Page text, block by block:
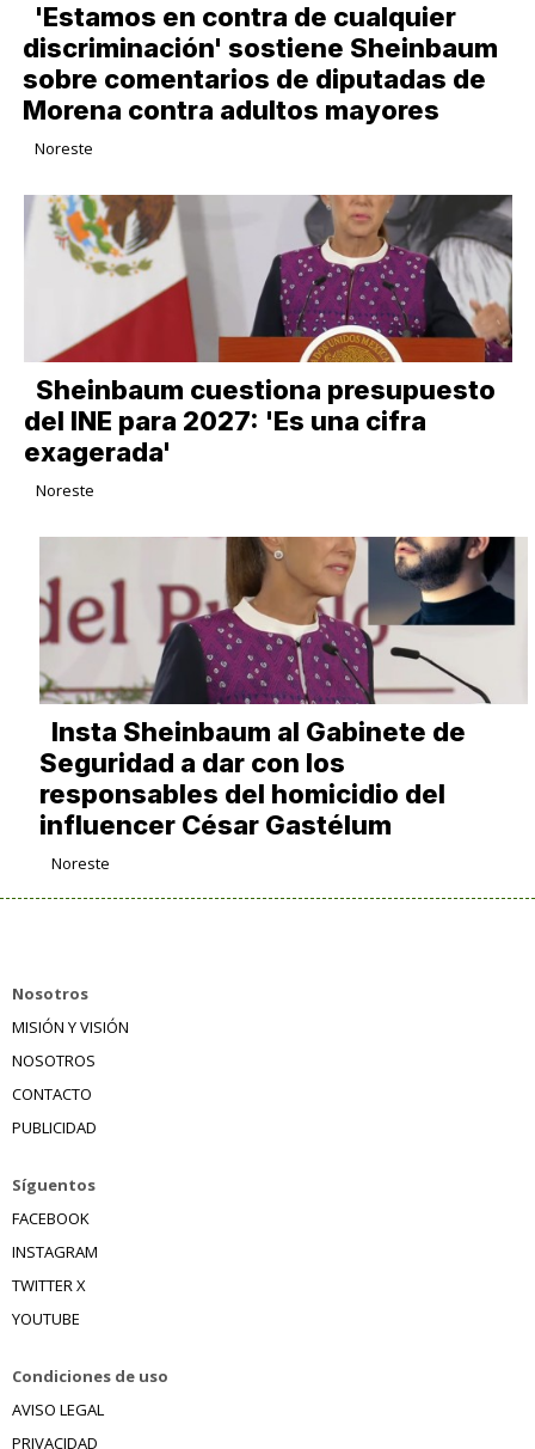
'Estamos en contra de cualquier
discriminación' sostiene Sheinbaum
sobre comentarios de diputadas de
Morena contra adultos mayores
Noreste
Sheinbaum cuestiona presupuesto
del INE para 2027: 'Es una cifra
exagerada'
Noreste
Insta Sheinbaum al Gabinete de
Seguridad a dar con los
responsables del homicidio del
influencer César Gastélum
Noreste
Nosotros
MISIÓN Y VISIÓN
NOSOTROS
CONTACTO
PUBLICIDAD
Síguentos
FACEBOOK
INSTAGRAM
TWITTER X
YOUTUBE
Condiciones de uso
AVISO LEGAL
PRIVACIDAD